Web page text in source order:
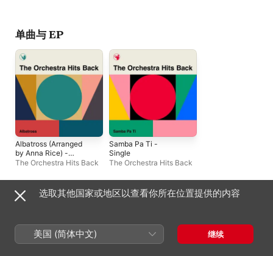
单曲与 EP
Albatross (Arranged
by Anna Rice) -
Single
The Orchestra Hits Back
Samba Pa Ti -
Single
The Orchestra Hits Back
Copyright © 2026 Apple Inc. 保留所有权利。
选取其他国家或地区以查看你所在位置提供的内容
美国 (简体中文) 继续